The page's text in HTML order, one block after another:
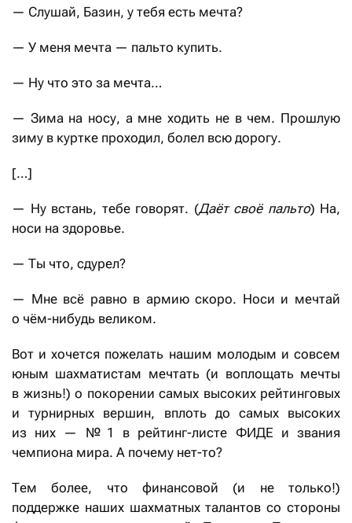
— Слушай, Базин, у тебя есть мечта?
— У меня мечта — пальто купить.
— Ну что это за мечта…
— Зима на носу, а мне ходить не в чем. Прошлую
зиму в куртке проходил, болел всю дорогу.
[…]
— Ну встань, тебе говорят. (Даёт своё пальто) На,
носи на здоровье.
— Ты что, сдурел?
— Мне всё равно в армию скоро. Носи и мечтай
о чём-нибудь великом.
Вот и хочется пожелать нашим молодым и совсем
юным шахматистам мечтать (и воплощать мечты
в жизнь!) о покорении самых высоких рейтинговых
и турнирных вершин, вплоть до самых высоких
из них — № 1 в рейтинг-листе ФИДЕ и звания
чемпиона мира. А почему нет-то?
Тем более, что финансовой (и не только!)
поддержке наших шахматных талантов со стороны